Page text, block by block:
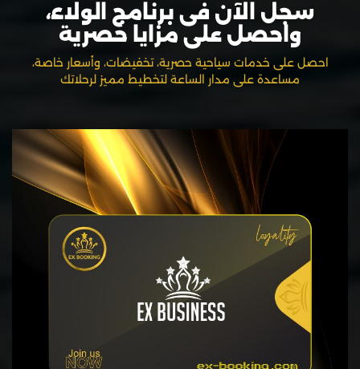
سجل الآن فى برنامج الولاء،
واحصل على مزايا حصرية
احصل على خدمات سياحية حصرية، تخفيضات، وأسعار خاصة،
مساعدة على مدار الساعة لتخطيط مميز لرحلاتك